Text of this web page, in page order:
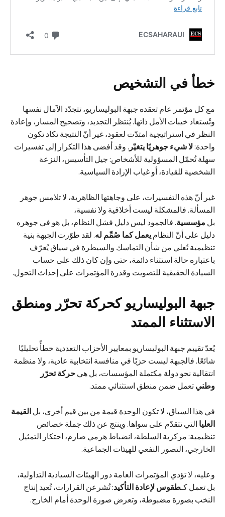
خطأ في التشخيص
مع كل مؤتمر عام تعقده جبهة البوليساريو، تتجدّد الآمال نفسها
وتُستعاد خيبات الأمل ذاتها. يُنتظر التجديد، وتصحيح المسار، وإعادة
النظر في استراتيجية امتدّت لعقود، غير أنّ النتيجة تكاد تكون
واحدة:لا شيء جوهريًا يتغيّر . وقد أفضى هذا التكرار إلى تفسيرات
سهلة تُحمّل المسؤولية للأشخاص: جيل التأسيس، النزعة
الشخصية للقيادة، أو غياب الإرادة السياسية.
غير أنّ هذه التفسيرات، على وجاهتها الظاهرية، لا تلامس جوهر
المسألة. فالمشكلة ليست أخلاقية ولا نفسية،
بل مؤسسية. فالجمود ليس دليل فشل النظام، بل هو في جوهره
دليل على أنّ النظام يعمل كما صُمِّم له. لقد طوّرت الجبهة بنية
تنظيمية تُعلي من شأن التماسك والسيطرة في سياق يُعرّف
باعتباره حالة استثناء دائمة، حتى وإن كان ذلك على حساب
السيادة الحقيقية للتصويت وقدرة المؤتمرات على إحداث التحول.
جبهة البوليساريو كحركة تحرّر ومنطق
الاستثناء الممتد
يُعدّ تقييم جبهة البوليساريو بمعايير الأحزاب التعددية خطأً تحليليًا
شائعًا. فالجبهة ليست حزبًا في منافسة انتخابية عادية، ولا منظمة
انتقالية نحو دولة مكتملة المؤسسات، بل هي حركة تحرّر
وطني تعمل ضمن منطق استثنائي ممتد.
في هذا السياق، لا تكون الوحدة قيمة من بين قيم أخرى، بل القيمة
العليا التي تتقدّم على سواها. وينتج عن ذلك جملة خصائص
تنظيمية: مركزية السلطة، انضباط هرمي صارم، احتكار التمثيل
الخارجي، التصور النفعي للهيئات الجماعية.
وعليه، لا تؤدي المؤتمرات العامة دور الهيئات السيادية التداولية،
بل تعمل كـطقوس لإعادة التأكيد: تُشرعن القرارات، تُعيد إنتاج
النخب بصورة مضبوطة، وتعرض صورة الوحدة أمام الخارج.